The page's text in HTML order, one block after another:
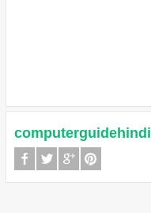
computerguidehindi